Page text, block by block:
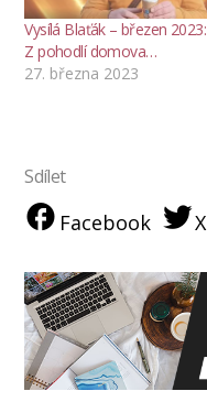
Vysílá Blaťák – březen 2023:
Z pohodlí domova…
27. března 2023
Sdílet
Facebook X